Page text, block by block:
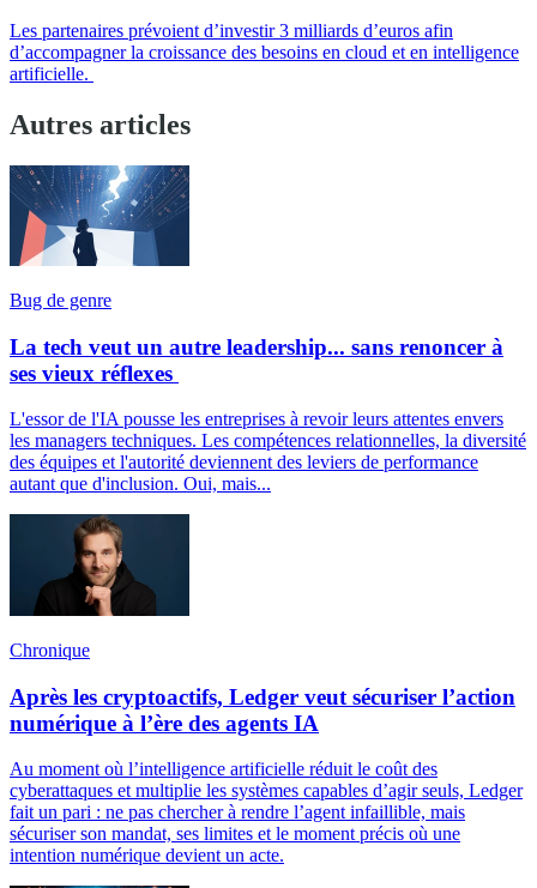
Les partenaires prévoient d’investir 3 milliards d’euros afin
d’accompagner la croissance des besoins en cloud et en intelligence
artificielle.
Autres articles
Bug de genre
La tech veut un autre leadership... sans renoncer à
ses vieux réflexes
L'essor de l'IA pousse les entreprises à revoir leurs attentes envers
les managers techniques. Les compétences relationnelles, la diversité
des équipes et l'autorité deviennent des leviers de performance
autant que d'inclusion. Oui, mais...
Chronique
Après les cryptoactifs, Ledger veut sécuriser l’action
numérique à l’ère des agents IA
Au moment où l’intelligence artificielle réduit le coût des
cyberattaques et multiplie les systèmes capables d’agir seuls, Ledger
fait un pari : ne pas chercher à rendre l’agent infaillible, mais
sécuriser son mandat, ses limites et le moment précis où une
intention numérique devient un acte.